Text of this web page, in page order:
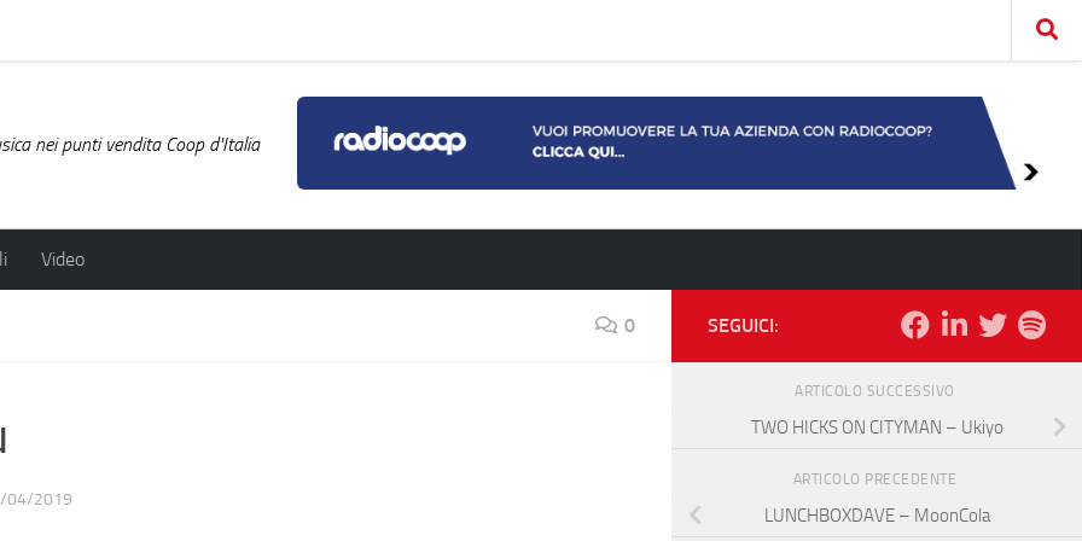
nei punti vendita Coop d'Italia
Video
0
04/2019
SEGUICI:
ARTICOLO SUCCESSIVO
TWO HICKS ON CITYMAN – Ukiyo
ARTICOLO PRECEDENTE
LUNCHBOXDAVE – MoonCola